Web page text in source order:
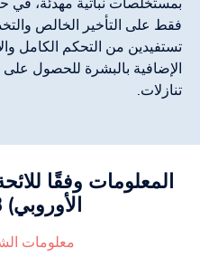
فقط على التأخير الخالص
تستفيدين من التحكم الكامل
الإضافية بالبشرة للحصول
تنازلات.
المعلومات وفقًا
الأوروبي) 2023/988
معلومات